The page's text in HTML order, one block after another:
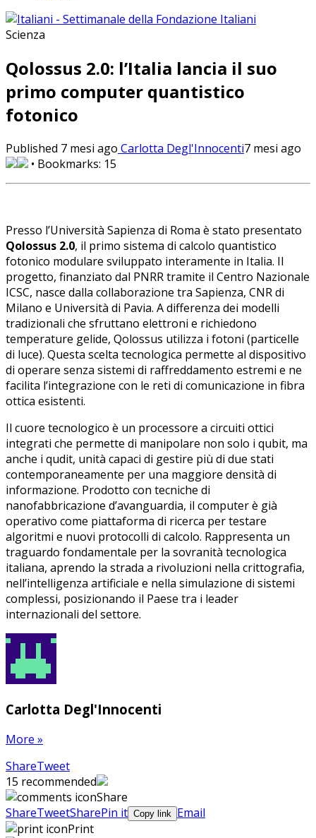
Scienza
Qolossus 2.0: l’Italia lancia il suo
primo computer quantistico
fotonico
Published 7 mesi ago Carlotta Degl'Innocenti7 mesi ago
• Bookmarks: 15
Presso l’Università Sapienza di Roma è stato presentato
Qolossus 2.0, il primo sistema di calcolo quantistico
fotonico modulare sviluppato interamente in Italia. Il
progetto, finanziato dal PNRR tramite il Centro Nazionale
ICSC, nasce dalla collaborazione tra Sapienza, CNR di
Milano e Università di Pavia. A differenza dei modelli
tradizionali che sfruttano elettroni e richiedono
temperature gelide, Qolossus utilizza i fotoni (particelle
di luce). Questa scelta tecnologica permette al dispositivo
di operare senza sistemi di raffreddamento estremi e ne
facilita l’integrazione con le reti di comunicazione in fibra
ottica esistenti.
Il cuore tecnologico è un processore a circuiti ottici
integrati che permette di manipolare non solo i qubit, ma
anche i qudit, unità capaci di gestire più di due stati
contemporaneamente per una maggiore densità di
informazione. Prodotto con tecniche di
nanofabbricazione d’avanguardia, il computer è già
operativo come piattaforma di ricerca per testare
algoritmi e nuovi protocolli di calcolo. Rappresenta un
traguardo fondamentale per la sovranità tecnologica
italiana, aprendo la strada a rivoluzioni nella crittografia,
nell’intelligenza artificiale e nella simulazione di sistemi
complessi, posizionando il Paese tra i leader
internazionali del settore.
Carlotta Degl'Innocenti
More »
ShareTweetShare
on
Google+
Pin
on
Pinterest
Send
with
WhatsApp
15 recommended
Share
ShareTweetSharePin it Copy link Email
Print